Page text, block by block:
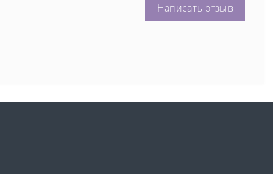
Написать отзыв